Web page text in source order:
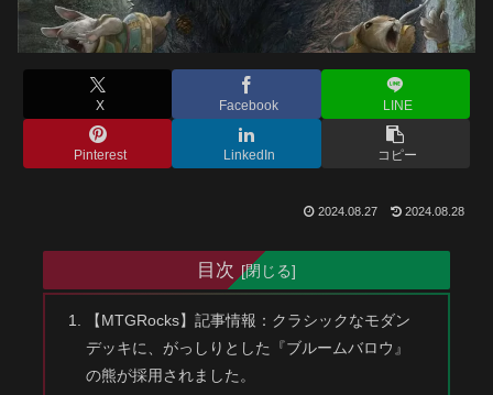
X Facebook LINE
Pinterest LinkedIn コピー
2024.08.27 2024.08.28
目次
【MTGRocks】記事情報：クラシックなモダン
デッキに、がっしりとした『ブルームバロウ』
の熊が採用されました。